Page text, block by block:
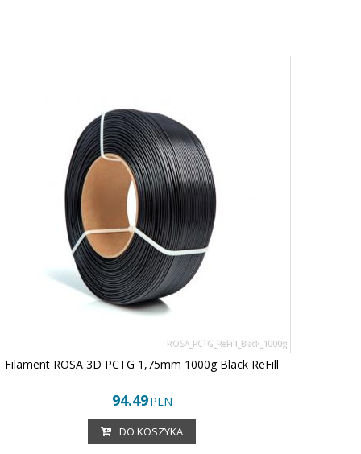
ROSA_PCTG_ReFill_Black_1000g
Filament ROSA 3D PCTG 1,75mm 1000g Black ReFill
94.49PLN
DO KOSZYKA